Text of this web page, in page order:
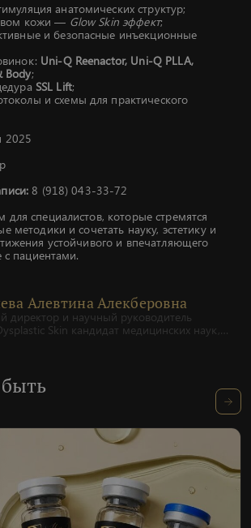
анатомических структур;
кожи — Glow Skin эффект;
и безопасные инъекционные
Uni-Q Reenactor, Uni-Q PLLA,
Body;
SSL Lift;
и схемы для практического
2025
8 (918) 043-33-72
специалистов, которые стремятся
методики и сочетать науку, эстетику и
устойчивого и впечатляющего
с пациентами.
Алевтина Алекберовна
директор и научный руководитель
Skin кандидат медицинских наук,